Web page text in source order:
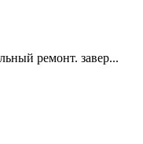
ремонт. завер...